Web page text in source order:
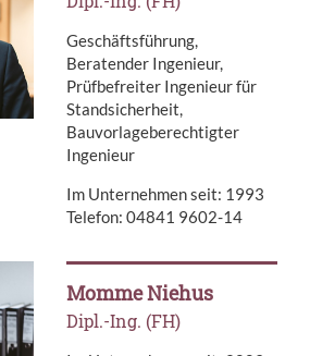
Geschäftsführung,
Beratender Ingenieur,
Prüfbefreiter Ingenieur für
Standsicherheit,
Bauvorlageberechtigter
Ingenieur
Im Unternehmen seit: 1993
Telefon: 04841 9602-14
Momme Niehus
Dipl.-Ing. (FH)